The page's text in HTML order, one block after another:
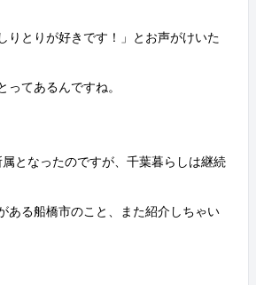
りとりが好きです！」とお声がけいた
ってあるんですね。
となったのですが、千葉暮らしは継続
ある船橋市のこと、また紹介しちゃい